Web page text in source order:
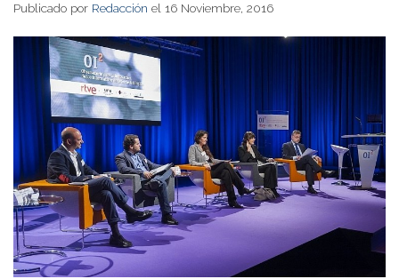
Publicado por Redacción el 16 Noviembre, 2016